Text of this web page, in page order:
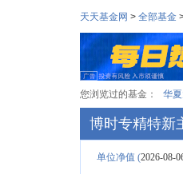
天天基金网 > 全部基金
您浏览过的基金： 华
博时专精特新
单位净值 (2026-08-